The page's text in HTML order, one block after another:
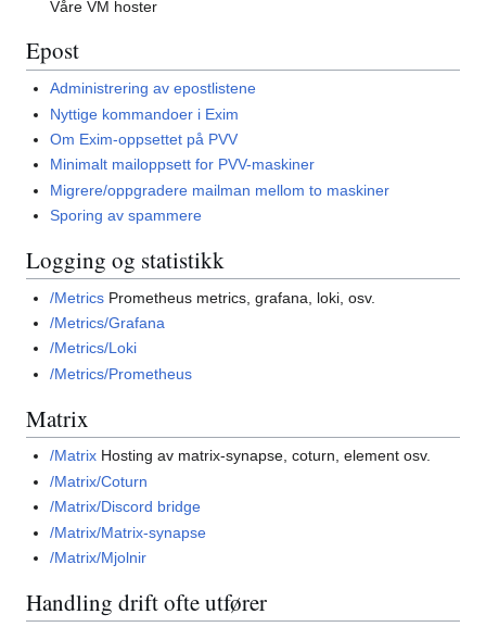
Våre VM hoster
Epost
Administrering av epostlistene
Nyttige kommandoer i Exim
Om Exim-oppsettet på PVV
Minimalt mailoppsett for PVV-maskiner
Migrere/oppgradere mailman mellom to maskiner
Sporing av spammere
Logging og statistikk
/Metrics Prometheus metrics, grafana, loki, osv.
/Metrics/Grafana
/Metrics/Loki
/Metrics/Prometheus
Matrix
/Matrix Hosting av matrix-synapse, coturn, element osv.
/Matrix/Coturn
/Matrix/Discord bridge
/Matrix/Matrix-synapse
/Matrix/Mjolnir
Handling drift ofte utfører